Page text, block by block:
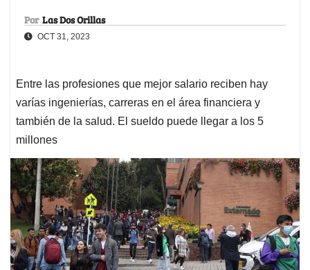
Por Las Dos Orillas
OCT 31, 2023
Entre las profesiones que mejor salario reciben hay
varías ingenierías, carreras en el área financiera y
también de la salud. El sueldo puede llegar a los 5
millones